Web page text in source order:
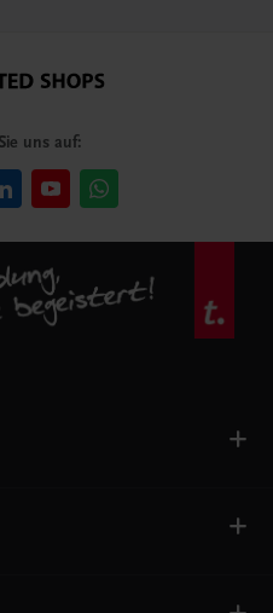
uns auf: